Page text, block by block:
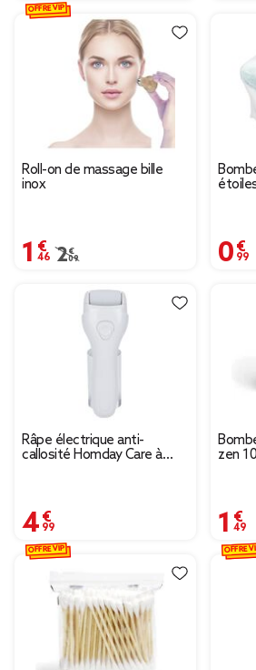
Roll-on de massage bille
inox
1,46 €
Prix remisé de 2,09 € à 1,46 €
2,09 €
OFFRE VIP
0,99 €
Râpe électrique anti-
callosité Homday Care à
4,99 €
zen
1,49 €
OFFRE VIP OFFRE